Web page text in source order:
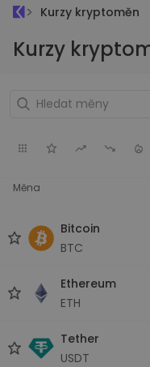
Kurzy kryptoměn
Kurzy
Měna
Bitcoin
BTC
Ethereum
ETH
Tether
USDT